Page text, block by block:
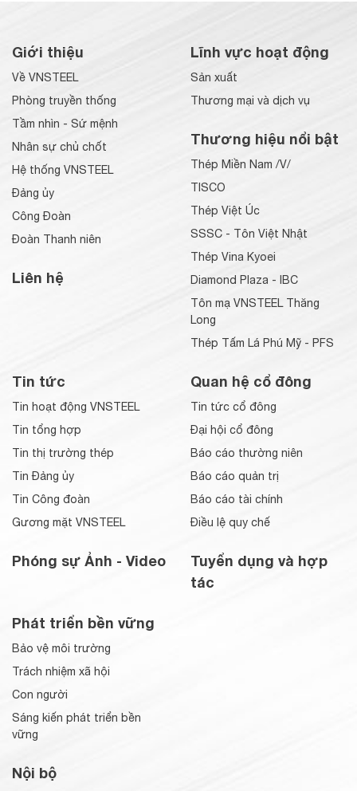
Giới thiệu
Về VNSTEEL
Phòng truyền thống
Tầm nhìn - Sứ mệnh
Nhân sự chủ chốt
Hệ thống VNSTEEL
Đảng ủy
Công Đoàn
Đoàn Thanh niên
Liên hệ
Lĩnh vực hoạt động
Sản xuất
Thương mại và dịch vụ
Thương hiệu nổi bật
Thép Miền Nam /V/
TISCO
Thép Việt Úc
SSSC - Tôn Việt Nhật
Thép Vina Kyoei
Diamond Plaza - IBC
Tôn mạ VNSTEEL Thăng
Long
Thép Tấm Lá Phú Mỹ - PFS
Tin tức
Tin hoạt động VNSTEEL
Tin tổng hợp
Tin thị trường thép
Tin Đảng ủy
Tin Công đoàn
Gương mặt VNSTEEL
Phóng sự Ảnh - Video
Quan hệ cổ đông
Tin tức cổ đông
Đại hội cổ đông
Báo cáo thường niên
Báo cáo quản trị
Báo cáo tài chính
Điều lệ quy chế
Tuyển dụng và hợp
tác
Phát triển bền vững
Bảo vệ môi trường
Trách nhiệm xã hội
Con người
Sáng kiến phát triển bền
vững
Nội bộ